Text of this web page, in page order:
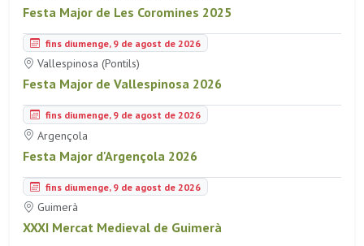
Festa Major de Les Coromines 2025
fins diumenge, 9 de agost de 2026
Vallespinosa (Pontils)
Festa Major de Vallespinosa 2026
fins diumenge, 9 de agost de 2026
Argençola
Festa Major d'Argençola 2026
fins diumenge, 9 de agost de 2026
Guimerà
XXXI Mercat Medieval de Guimerà